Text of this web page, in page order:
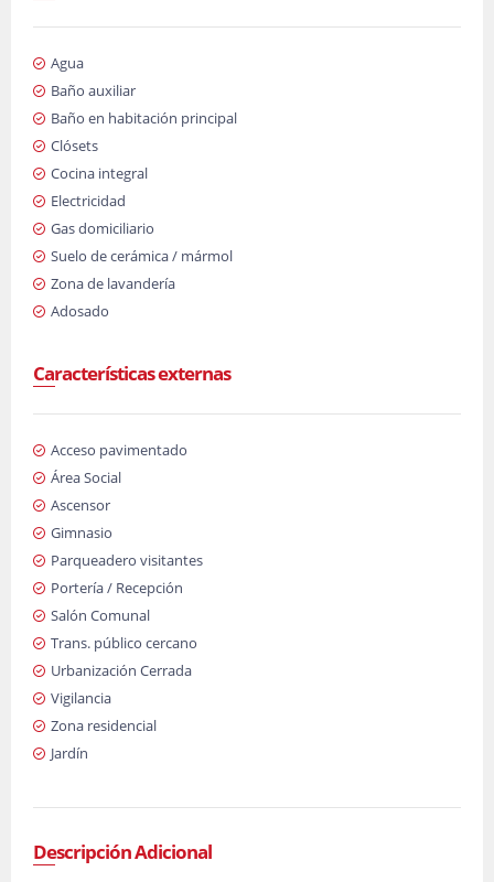
Agua
Baño auxiliar
Baño en habitación principal
Clósets
Cocina integral
Electricidad
Gas domiciliario
Suelo de cerámica / mármol
Zona de lavandería
Adosado
Características externas
Acceso pavimentado
Área Social
Ascensor
Gimnasio
Parqueadero visitantes
Portería / Recepción
Salón Comunal
Trans. público cercano
Urbanización Cerrada
Vigilancia
Zona residencial
Jardín
Descripción Adicional